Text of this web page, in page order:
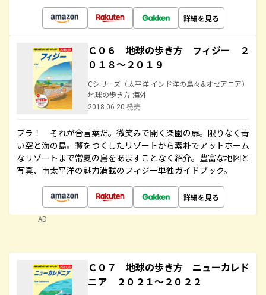
詳細を見る
Ｃ０６ 地球の歩き方 フィジー ２
０１８～２０１９
Cシリーズ（太平洋 インド洋の島々&オセアニア）
地球の歩き方 海外
2018.06.20 発売
ブラ！ それが合言葉だ。微笑みで開く楽園の扉。限りなく青
い空と海の島。贅をつくしたリゾートから素朴でアットホーム
なリゾートまで常夏の島をあますことなく紹介。豊富な地図と
写真、南太平洋の魅力満載のフィジー単独ガイドブック。
詳細を見る
AD
Ｃ０７ 地球の歩き方 ニューカレド
ニア ２０２１～２０２２